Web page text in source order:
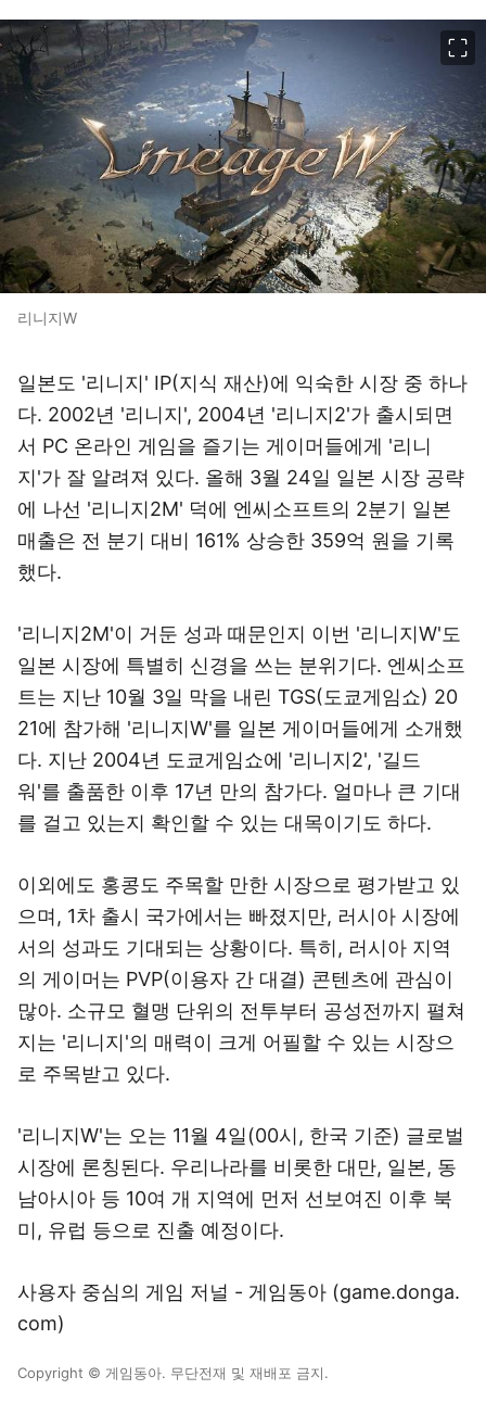
리니지W
일본도 '리니지' IP(지식 재산)에 익숙한 시장 중 하나
다. 2002년 '리니지', 2004년 '리니지2'가 출시되면
서 PC 온라인 게임을 즐기는 게이머들에게 '리니
지'가 잘 알려져 있다. 올해 3월 24일 일본 시장 공략
에 나선 '리니지2M' 덕에 엔씨소프트의 2분기 일본
매출은 전 분기 대비 161% 상승한 359억 원을 기록
했다.
'리니지2M'이 거둔 성과 때문인지 이번 '리니지W'도
일본 시장에 특별히 신경을 쓰는 분위기다. 엔씨소프
트는 지난 10월 3일 막을 내린 TGS(도쿄게임쇼) 20
21에 참가해 '리니지W'를 일본 게이머들에게 소개했
다. 지난 2004년 도쿄게임쇼에 '리니지2', '길드
워'를 출품한 이후 17년 만의 참가다. 얼마나 큰 기대
를 걸고 있는지 확인할 수 있는 대목이기도 하다.
이외에도 홍콩도 주목할 만한 시장으로 평가받고 있
으며, 1차 출시 국가에서는 빠졌지만, 러시아 시장에
서의 성과도 기대되는 상황이다. 특히, 러시아 지역
의 게이머는 PVP(이용자 간 대결) 콘텐츠에 관심이
많아. 소규모 혈맹 단위의 전투부터 공성전까지 펼쳐
지는 '리니지'의 매력이 크게 어필할 수 있는 시장으
로 주목받고 있다.
'리니지W'는 오는 11월 4일(00시, 한국 기준) 글로벌
시장에 론칭된다. 우리나라를 비롯한 대만, 일본, 동
남아시아 등 10여 개 지역에 먼저 선보여진 이후 북
미, 유럽 등으로 진출 예정이다.
사용자 중심의 게임 저널 - 게임동아 (game.donga.
com)
Copyright © 게임동아. 무단전재 및 재배포 금지.